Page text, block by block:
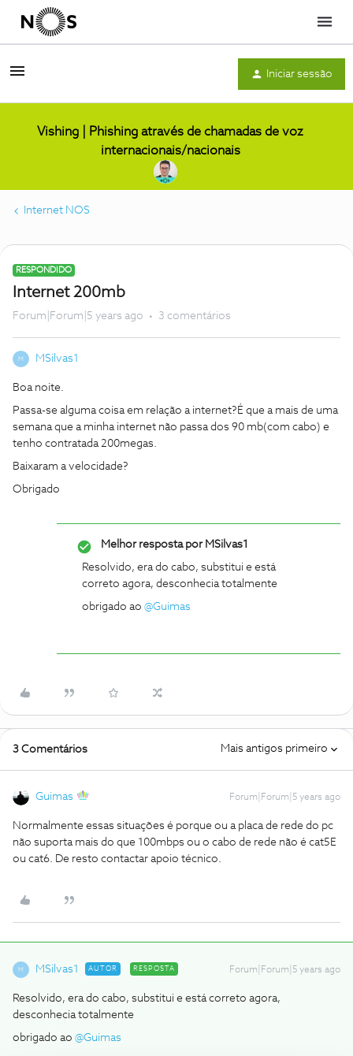
Menu
Iniciar sessão
Vishing | Phishing através de chamadas de voz
internacionais/nacionais
Internet NOS
RESPONDIDO
Internet 200mb
Forum|Forum|5 years ago 3 comentários
M MSilvas1
Boa noite.
Passa-se alguma coisa em relação a internet?É que a mais de uma
semana que a minha internet não passa dos 90 mb(com cabo) e
tenho contratada 200megas.
Baixaram a velocidade?
Obrigado
Melhor resposta porMSilvas1
Resolvido, era do cabo, substitui e está
correto agora, desconhecia totalmente
obrigado ao @Guimas
3 Comentários Mais antigos primeiro
Guimas Forum|Forum|5 years ago
Normalmente essas situações é porque ou a placa de rede do pc
não suporta mais do que 100mbps ou o cabo de rede não é cat5E
ou cat6. De resto contactar apoio técnico.
M MSilvas1 AUTOR RESPOSTA Forum|Forum|5 years ago
Resolvido, era do cabo, substitui e está correto agora,
desconhecia totalmente
obrigado ao @Guimas